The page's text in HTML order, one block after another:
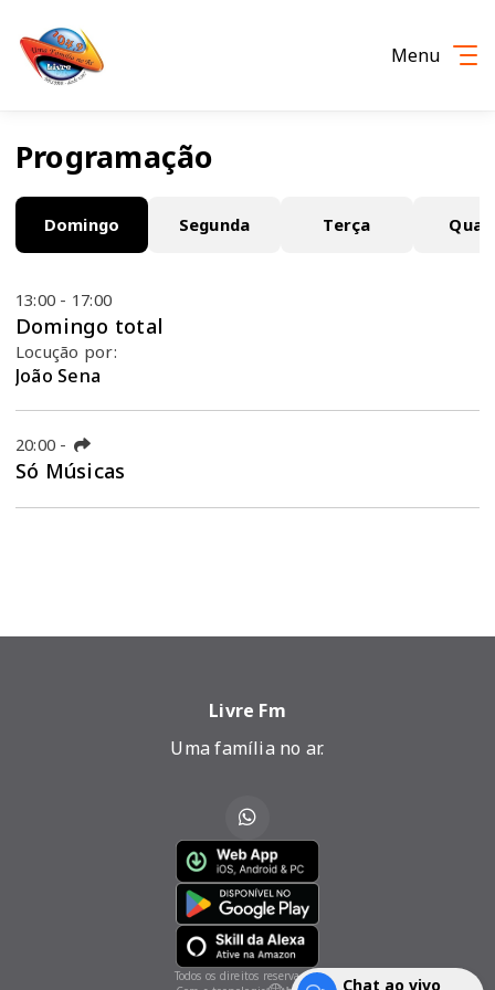
Menu
Programação
Domingo Segunda Terça
13:00 - 17:00
Domingo total
Locução por:
João Sena
20:00 -
Só Músicas
Livre Fm
Uma família no ar.
Todos os direitos reservados.
Chat ao vivo